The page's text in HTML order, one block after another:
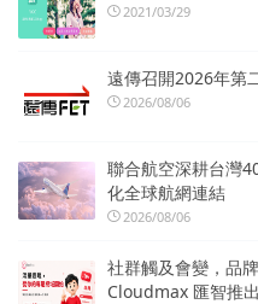
2021/03/29
遠傳召開2026年第
2026/08/06
聯合航空深耕台灣
化全球航網連結
2026/08/06
社群觸及會變，品
Cloudmax 匯智推